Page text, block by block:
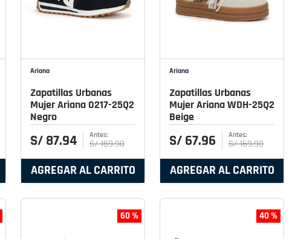
Ariana
Zapatillas Urbanas
Mujer Ariana 0217-25Q2
Negro
S/ 87.94 S/159.90
AGREGAR AL CARRITO
Ariana
Zapatillas Urbanas
Mujer Ariana WDH-25Q2
Beige
S/ 67.96 S/169.90
AGREGAR AL CARRITO
60 % 40 %